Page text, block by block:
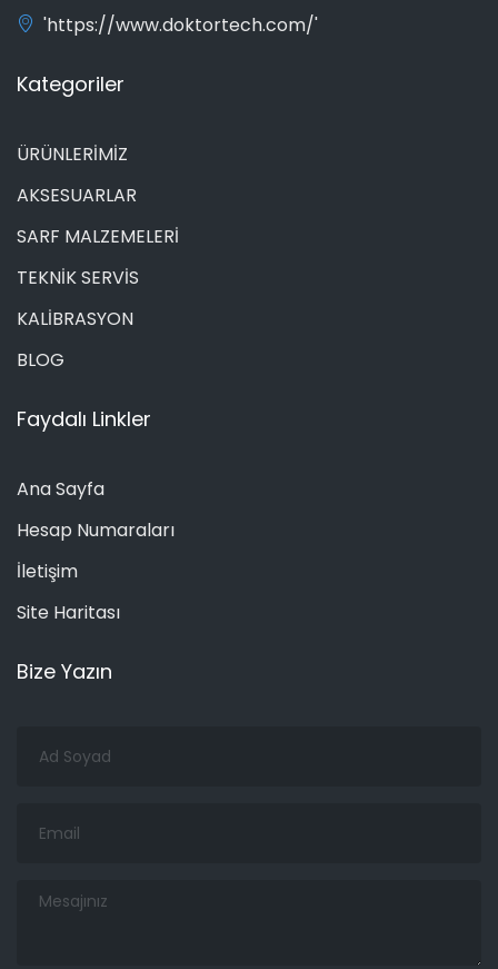
'https://www.doktortech.com/'
Kategoriler
ÜRÜNLERİMİZ
AKSESUARLAR
SARF MALZEMELERİ
TEKNİK SERVİS
KALİBRASYON
BLOG
Faydalı Linkler
Ana Sayfa
Hesap Numaraları
İletişim
Site Haritası
Bize Yazın
Soyad
Mesajınız